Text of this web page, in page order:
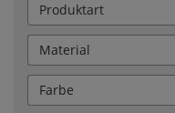
Produktart
Material
Farbe